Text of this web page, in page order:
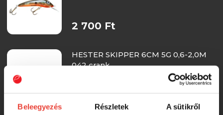
Beleegyezés Részletek A sütikről
2 700 Ft
HESTER SKIPPER 6CM 5G 0,6-2,0M
042 crank
2 700 Ft